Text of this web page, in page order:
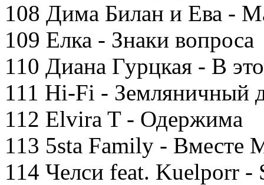
108 Дима Билан и Ева -
109 Елка - Знаки вопроса
110 Диана Гурцкая - В
111 Hi-Fi - Земляничный
112 Elvira T - Одержима
113 5sta Family - Вместе
114 Челси feat. Kuelporr -